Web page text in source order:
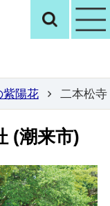
観光いばらき検
紫陽花 二本松
(潮来市)